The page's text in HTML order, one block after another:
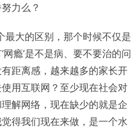
力么？
最大的区别，那个时候不仅是
瘾’是不是病、要不要治的问
距离感，越来越多的家长开
用互联网？至少现在社会对
解网络，现在缺少的就是企
得我们现在来做，是一个水